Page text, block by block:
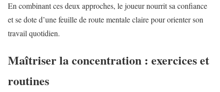
En combinant ces deux approches, le joueur nourrit sa confiance
et se dote d’une feuille de route mentale claire pour orienter son
travail quotidien.
Maîtriser la concentration : exercices et
routines